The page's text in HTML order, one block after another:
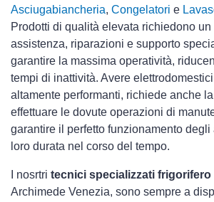
Asciugabiancheria, Congelatori e
Prodotti di qualità elevata richiedono
assistenza, riparazioni e supporto
garantire la massima operatività,
tempi di inattività. Avere elettrodomestici
altamente performanti, richiede anche
effettuare le dovute operazioni di
garantire il perfetto funzionamento degli
loro durata nel corso del tempo.
I nosrtri tecnici specializzati frigorifero
Archimede Venezia, sono sempre a